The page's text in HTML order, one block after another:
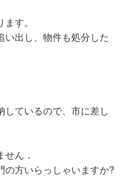
す。
い出し、物件も処分した
ているので、市に差し
ん．
の方いらっしゃいますか?